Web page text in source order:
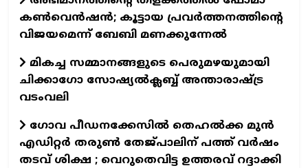
കണ്‍വെന്‍ഷന്‍; കൂട്ടായ പ്രവര്‍ത്തനത്തിന്റെ
വിജയമെന്ന് ബേബി മണക്കുന്നേല്‍
മികച്ച സമ്മാനങ്ങളുടെ പെരുമഴയുമായി
ചിക്കാഗോ സോഷ്യൽക്ലബ്ബ് അന്താരാഷ്‌ട്ര
വടംവലി
ഗോവ പീഡനക്കേസിൽ തെഹൽക്ക മുൻ
എഡിറ്റർ തരുൺ തേജ്പാലിന് പത്ത് വർഷം
തടവ് ശിക്ഷ ; വെറുതെവിട്ട ഉത്തരവ് റദ്ദാക്കി